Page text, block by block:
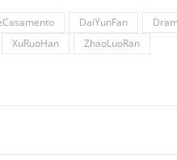
DaiYunFan
XuRuoHan ZhaoLuoRan